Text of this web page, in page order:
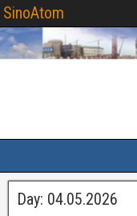
SinoAtom
Day: 04.05.2026